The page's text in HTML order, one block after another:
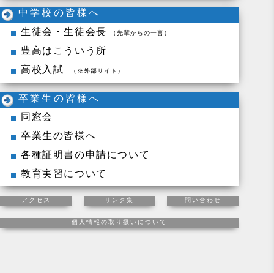
中学校の皆様へ
生徒会・生徒会長
（先輩からの一言）
豊高はこういう所
高校入試
（※外部サイト）
卒業生の皆様へ
同窓会
卒業生の皆様へ
各種証明書の申請について
教育実習について
アクセス リンク集 問い合わせ
個人情報の取り扱いについて